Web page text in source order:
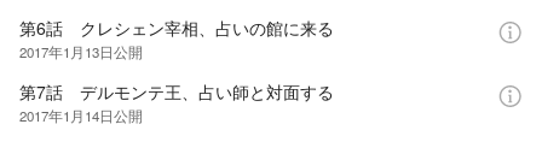
第6話 クレシェン宰相、占いの館に来る
2017年1月13日公開
第7話 デルモンテ王、占い師と対面する
2017年1月14日公開